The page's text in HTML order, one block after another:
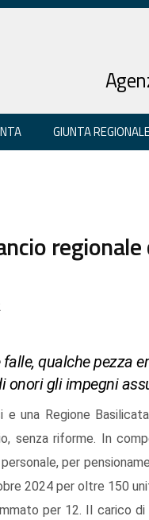
GIUNTA
falle, qualche pezza
onori gli impegni
e una Regione
senza riforme. In
per
2024 per oltre 150
per 12. Il carico